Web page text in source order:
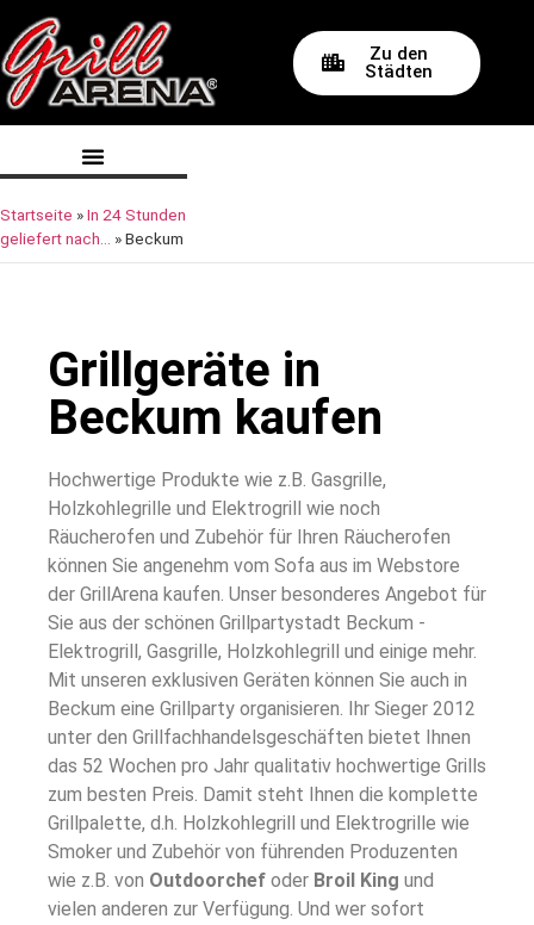
Zu den
Städten
Startseite »In 24 Stunden
geliefert nach…
»Beckum
Grillgeräte in
Beckum kaufen
Hochwertige Produkte wie z.B. Gasgrille,
Holzkohlegrille und Elektrogrill wie noch
Räucherofen und Zubehör für Ihren Räucherofen
können Sie angenehm vom Sofa aus im Webstore
der GrillArena kaufen. Unser besonderes Angebot für
Sie aus der schönen Grillpartystadt Beckum -
Elektrogrill, Gasgrille, Holzkohlegrill und einige mehr.
Mit unseren exklusiven Geräten können Sie auch in
Beckum eine Grillparty organisieren. Ihr Sieger 2012
unter den Grillfachhandelsgeschäften bietet Ihnen
das 52 Wochen pro Jahr qualitativ hochwertige Grills
zum besten Preis. Damit steht Ihnen die komplette
Grillpalette, d.h. Holzkohlegrill und Elektrogrille wie
Smoker und Zubehör von führenden Produzenten
wie z.B. von Outdoorchef oder Broil King und
vielen anderen zur Verfügung. Und wer sofort